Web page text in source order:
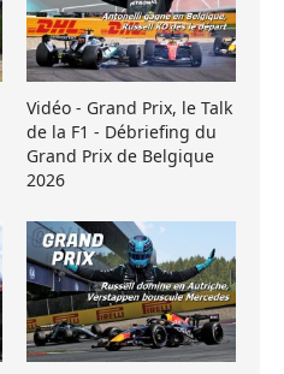
Vidéo - Grand Prix, le Talk
de la F1 - Débriefing du
Grand Prix de Belgique
2026